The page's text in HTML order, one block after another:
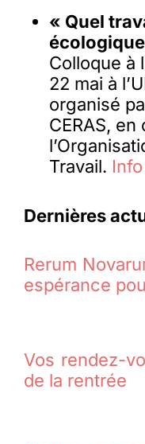
« Quel
Colloque à
22 mai à
organisé
CERAS,
Travail.
Dernières
Rerum
espérance
Vos rendez-
de la rentrée